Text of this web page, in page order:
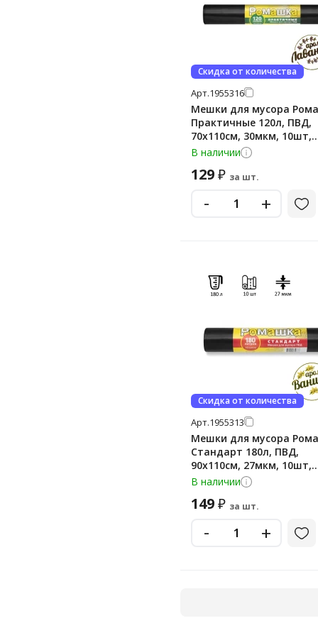
Скидка от количества
Арт.1955316
Мешки для мусора
Практичные 120л, ПВД,
70х110см, 30мкм, 10шт,
черного цвета, в
В наличии
129₽ за шт.
- +
Скидка от количества
Арт.1955313
Мешки для мусора
Стандарт 180л, ПВД,
90х110см, 27мкм, 10шт,
черного цвета, в
В наличии
149₽ за шт.
- +